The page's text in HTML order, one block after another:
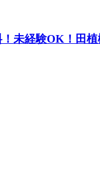
未経験OK！田